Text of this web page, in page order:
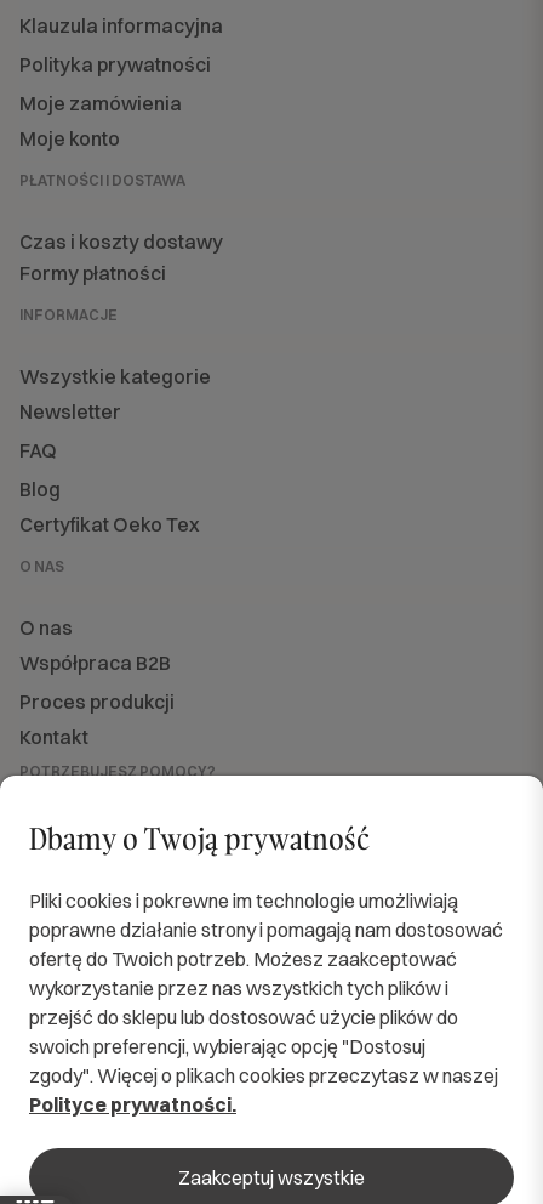
Klauzula informacyjna
Polityka prywatności
Moje zamówienia
Moje konto
PŁATNOŚCI I DOSTAWA
Czas i koszty dostawy
Formy płatności
INFORMACJE
Wszystkie kategorie
Newsletter
FAQ
Blog
Certyfikat Oeko Tex
O NAS
O nas
Współpraca B2B
Proces produkcji
Kontakt
POTRZEBUJESZ POMOCY?
od PN do PT w godzinach od 8:00 do 16:00.
sklep@softimi.pl +48 570 571 060
OBSERWUJ NAS
SPRAWDZENI KURIERZY
BEZPIECZNE PŁATNOŚCI
Dbamy o Twoją prywatność
Pliki cookies i pokrewne im technologie umożliwiają
poprawne działanie strony i pomagają nam dostosować
ofertę do Twoich potrzeb. Możesz zaakceptować
wykorzystanie przez nas wszystkich tych plików i
przejść do sklepu lub dostosować użycie plików do
swoich preferencji, wybierając opcję "Dostosuj
zgody". Więcej o plikach cookies przeczytasz w naszej
Polityce prywatności.
zaakceptuj wszystkie